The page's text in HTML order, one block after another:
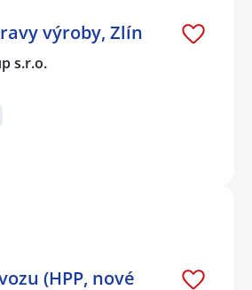
výroby, Zlín
s.r.o.
(HPP, nové